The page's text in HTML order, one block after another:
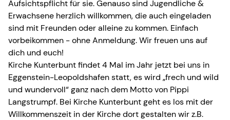
Aufsichtspflicht für sie. Genauso sind Jugendliche &
Erwachsene herzlich willkommen, die auch eingeladen
sind mit Freunden oder alleine zu kommen. Einfach
vorbeikommen - ohne Anmeldung. Wir freuen uns auf
dich und euch!
Kirche Kunterbunt findet 4 Mal im Jahr jetzt bei uns in
Eggenstein-Leopoldshafen statt, es wird „frech und wild
und wundervoll“ ganz nach dem Motto von Pippi
Langstrumpf. Bei Kirche Kunterbunt geht es los mit der
Willkommenszeit in der Kirche dort gestalten wir z.B.